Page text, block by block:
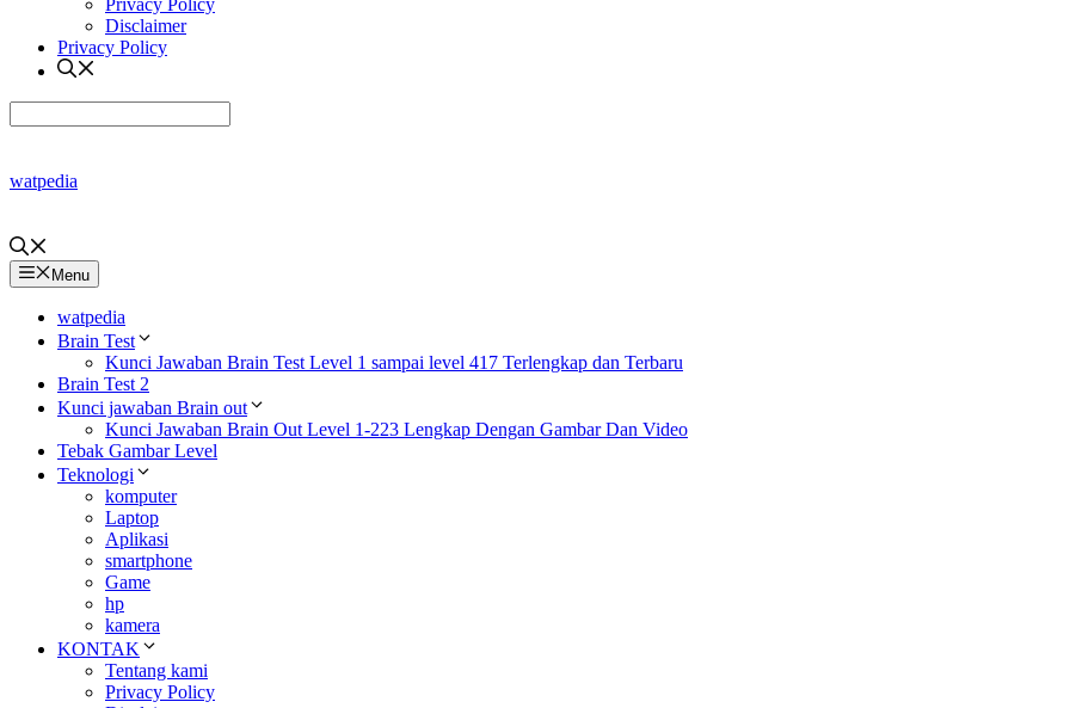
Privacy Policy
Disclaimer
Privacy Policy
watpedia
Menu
watpedia
Brain Test
Kunci Jawaban Brain Test Level 1 sampai level 417 Terlengkap dan Terbaru
Brain Test 2
Kunci jawaban Brain out
Kunci Jawaban Brain Out Level 1-223 Lengkap Dengan Gambar Dan Video
Tebak Gambar Level
Teknologi
komputer
Laptop
Aplikasi
smartphone
Game
hp
kamera
KONTAK
Tentang kami
Privacy Policy